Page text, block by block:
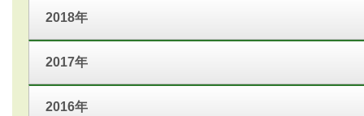
2018年
2017年
2016年